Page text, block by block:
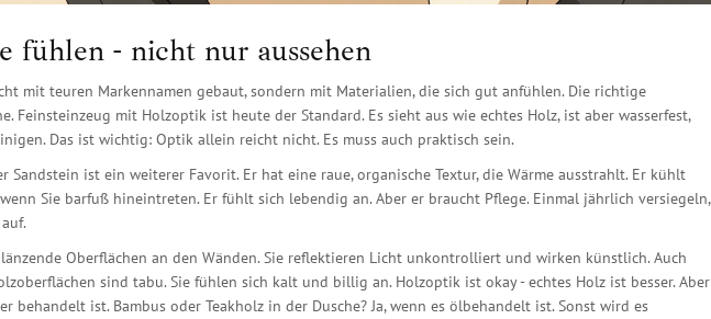
fühlen - nicht nur aussehen
mit teuren Markennamen gebaut, sondern mit Materialien, die sich gut anfühlen. Die richtige
Feinsteinzeug mit Holzoptik ist heute der Standard. Es sieht aus wie echtes Holz, ist aber wasserfest,
Das ist wichtig: Optik allein reicht nicht. Es muss auch praktisch sein.
Sandstein ist ein weiterer Favorit. Er hat eine raue, organische Textur, die Wärme ausstrahlt. Er kühlt
Sie barfuß hineintreten. Er fühlt sich lebendig an. Aber er braucht Pflege. Einmal jährlich versiegeln,
Oberflächen an den Wänden. Sie reflektieren Licht unkontrolliert und wirken künstlich. Auch
sind tabu. Sie fühlen sich kalt und billig an. Holzoptik ist okay - echtes Holz ist besser. Aber
behandelt ist. Bambus oder Teakholz in der Dusche? Ja, wenn es ölbehandelt ist. Sonst wird es